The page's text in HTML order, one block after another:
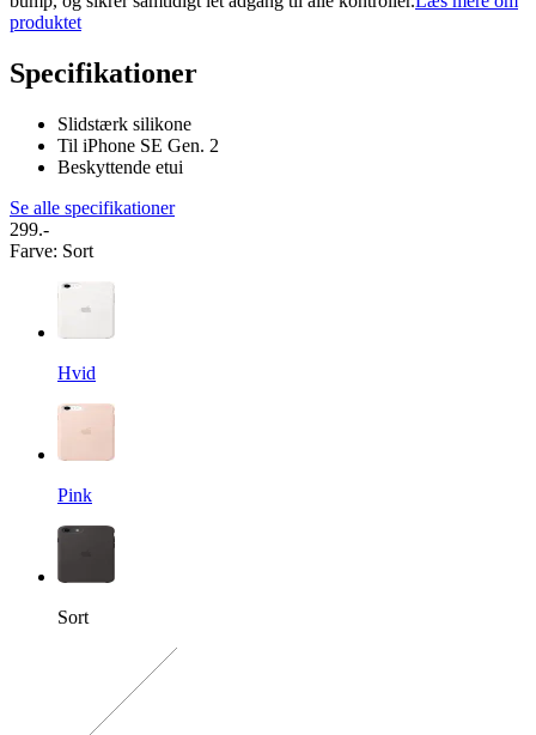
produktet
Specifikationer
Slidstærk silikone
Til iPhone SE Gen. 2
Beskyttende etui
Se alle specifikationer
299.-
Farve: Sort
Hvid
Pink
Sort